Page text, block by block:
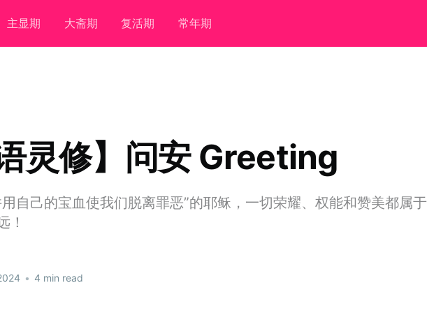
主显期 大斋期 复活期 常年期
语灵修】问安 Greeting
自己的宝血使我们脱离罪恶”的耶稣，一切荣耀、权能和赞美都属于
！
• 4 min read